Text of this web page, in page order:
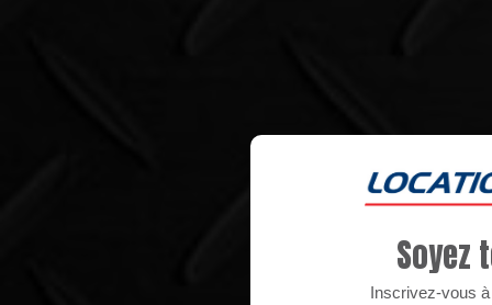
Soyez
Inscrivez-vous